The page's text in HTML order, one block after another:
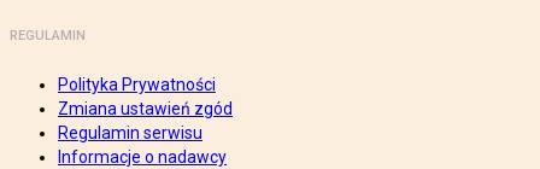
REGULAMIN
Polityka Prywatności
Zmiana ustawień zgód
Regulamin serwisu
Informacje o nadawcy